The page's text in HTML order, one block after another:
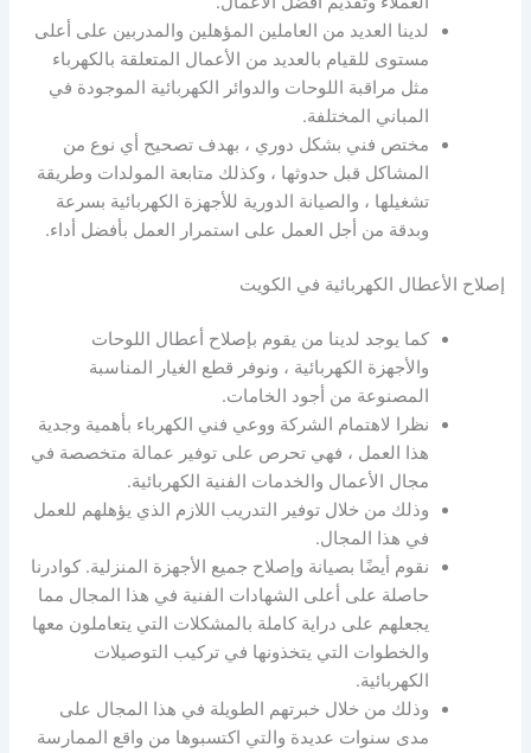
لدينا العديد من العاملين المؤهلين والمدربين على أعلى
مستوى للقيام بالعديد من الأعمال المتعلقة بالكهرباء
مثل مراقبة اللوحات والدوائر الكهربائية الموجودة في
المباني المختلفة.
مختص فني بشكل دوري ، بهدف تصحيح أي نوع من
المشاكل قبل حدوثها ، وكذلك متابعة المولدات وطريقة
تشغيلها ، والصيانة الدورية للأجهزة الكهربائية بسرعة
وبدقة من أجل العمل على استمرار العمل بأفضل أداء.
إصلاح الأعطال الكهربائية في الكويت
كما يوجد لدينا من يقوم بإصلاح أعطال اللوحات
والأجهزة الكهربائية ، ونوفر قطع الغيار المناسبة
المصنوعة من أجود الخامات.
نظرا لاهتمام الشركة ووعي فني الكهرباء بأهمية وجدية
هذا العمل ، فهي تحرص على توفير عمالة متخصصة في
مجال الأعمال والخدمات الفنية الكهربائية.
وذلك من خلال توفير التدريب اللازم الذي يؤهلهم للعمل
في هذا المجال.
نقوم أيضًا بصيانة وإصلاح جميع الأجهزة المنزلية. كوادرنا
حاصلة على أعلى الشهادات الفنية في هذا المجال مما
يجعلهم على دراية كاملة بالمشكلات التي يتعاملون معها
والخطوات التي يتخذونها في تركيب التوصيلات
الكهربائية.
وذلك من خلال خبرتهم الطويلة في هذا المجال على
مدى سنوات عديدة والتي اكتسبوها من واقع الممارسة